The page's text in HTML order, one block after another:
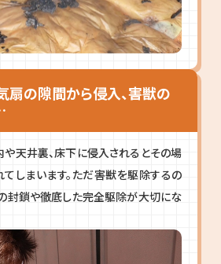
扇の隙間から侵入、害獣の
天井裏、床下に侵入されるとその場
しまいます。ただ害獣を駆除するの
封鎖や徹底した完全駆除が大切にな